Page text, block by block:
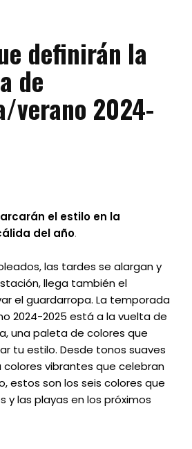
definirán la
de
verano 2024-
el estilo en la
del año.
las tardes se alargan y
llega también el
el guardarropa. La temporada
2024-2025 está a la vuelta de
una paleta de colores que
tu estilo. Desde tonos suaves
vibrantes que celebran
estos son los seis colores que
y las playas en los próximos